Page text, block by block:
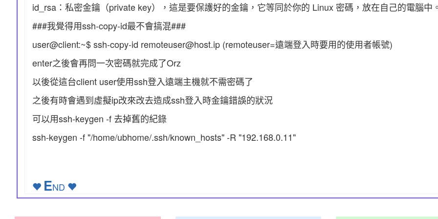
id_rsa：私密金鑰（private key），這是要保護好的金鑰，它等同於你的 Linux 密碼，放在自己的電腦中
###我覺得用ssh-copy-id最不會搞混###
user@client:~$ ssh-copy-id remoteuser@host.ip (remoteuser=遠端登入時要用的使用者帳號)
enter之後會再問一次密碼就完成了Orz
以後從這台client user使用ssh登入遠端主機就不需密碼了
之後有時會遇到虛擬ip改來改去造成ssh登入時金鑰錯誤的狀況
可以用ssh-keygen -f 去掉舊的紀錄
ssh-keygen -f "/home/ubhome/.ssh/known_hosts" -R "192.168.0.11"
END